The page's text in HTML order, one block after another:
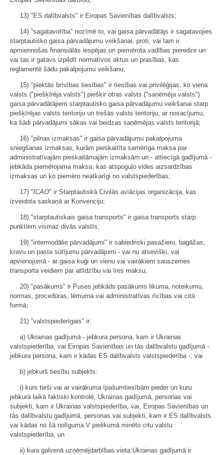
13) "ES dalībvalsts" ir Eiropas Savienības dalībvalsts;
14) "sagatavotība" nozīmē to, vai gaisa pārvadātājs ir sagatavojies
starptautisko gaisa pārvadājumu veikšanai, proti, vai tam ir
apmierinošas finansiālās iespējas un piemērota vadības pieredze un
vai tas ir gatavs izpildīt normatīvos aktus un prasības, kas
reglamentē šādu pakalpojumu veikšanu;
15) "piektās brīvības tiesības" ir tiesības vai privilēģijas, ko viena
valsts ("piešķīrēja valsts") piešķir otras valsts ("saņēmēja valsts")
gaisa pārvadātājiem starptautisko gaisa pārvadājumu veikšanai starp
piešķīrējas valsts teritoriju un trešās valsts teritoriju, ar nosacījumu,
ka šādi pārvadājumi sākas vai beidzas saņēmējas valsts teritorijā;
16) "pilnas izmaksas" ir gaisa pārvadājumu pakalpojuma
sniegšanas izmaksas, kurām pieskaitīta samērīga maksa par
administratīvajām pieskaitāmajām izmaksām un - attiecīgā gadījumā -
jebkāda piemērojama maksa, kas atspoguļo vides aizsardzības
izmaksas un ko piemēro neatkarīgi no valstspiederības;
17) "ICAO" ir Starptautiskā Civilās aviācijas organizācija, kas
izveidota saskaņā ar Konvenciju;
18) "starptautiskais gaisa transports" ir gaisa transports starp
punktiem vismaz divās valstīs;
19) "intermodālie pārvadājumi" ir sabiedriski pasažieru, bagāžas,
kravu un pasta sūtījumu pārvadājumi - vai nu atsevišķi, vai
apvienojumā - ar gaisa kuģi un vienu vai vairākiem sauszemes
transporta veidiem par atlīdzību vai īres maksu;
20) "pasākums" ir Puses jebkāds pasākums likuma, noteikumu,
normas, procedūras, lēmuma vai administratīvas rīcības vai citā
formā;
21) "valstspiederīgais" ir:
a) Ukrainas gadījumā - jebkura persona, kam ir Ukrainas
valstspiederība, vai Eiropas Savienības un tās dalībvalstu gadījumā -
jebkura persona, kam ir kādas ES dalībvalsts valstspiederība -; vai
b) jebkurš tiesību subjekts:
i) kurs tieši vai ar vairākuma īpašumtiesībām pieder un kuru
jebkurā laikā faktiski kontrolē, Ukrainas gadījumā, personas vai
subjekti, kam ir Ukrainas valstspiederība, vai, Eiropas Savienības un
tās dalībvalstu gadījumā, personas vai subjekti, kam ir ES dalībvalsts
vai kādas no šā nolīguma V pielikumā minēto citu valstu
valstspiederība, un
ii) kura galvenā uzņēmējdarbības vieta Ukrainas gadījumā ir